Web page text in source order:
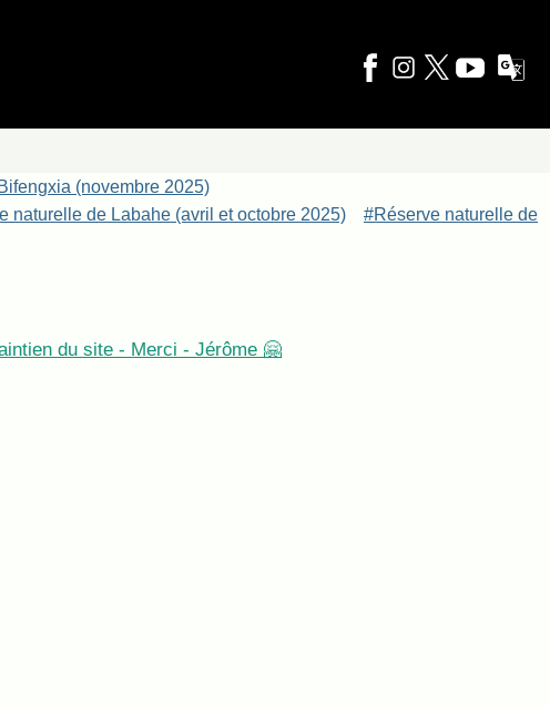
(novembre 2025)
naturelle de Labahe (avril et octobre 2025)
#Réserve naturelle de
du site - Merci - Jérôme 🤗